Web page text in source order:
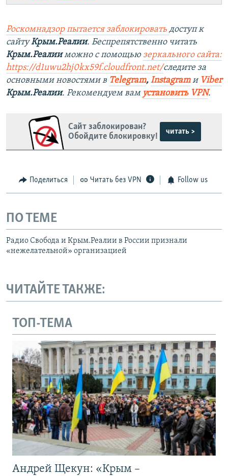
Роскомнадзор пытается заблокировать доступ к
сайтуКрым.Реалии. Беспрепятственно читать
Крым.Реалииможно с помощью зеркального сайта:
https://d1uwu2hj0kx59f.cloudfront.net/следите за
основными новостями в Telegram, Instagramи Viber
Крым.Реалии. Рекомендуем вам установить VPN.
Сайт заблокирован?
Обойдите блокировку!
читать >
Поделиться Читать без VPN Follow us
ПО ТЕМЕ
Радио Свобода и Крым.Реалии в России признали
«нежелательной» организацией
ЧИТАЙТЕ ТАКЖЕ:
ТОП-ТЕМА
Андрей Щекун: «Крым –